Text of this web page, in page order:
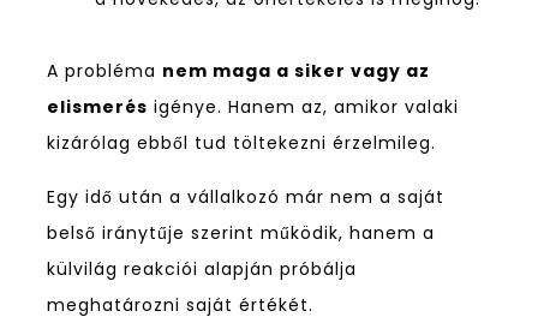
A probléma nem maga a siker vagy az
elismerés igénye. Hanem az, amikor valaki
kizárólag ebből tud töltekezni érzelmileg.
Egy idő után a vállalkozó már nem a saját
belső iránytűje szerint működik, hanem a
külvilág reakciói alapján próbálja
meghatározni saját értékét.